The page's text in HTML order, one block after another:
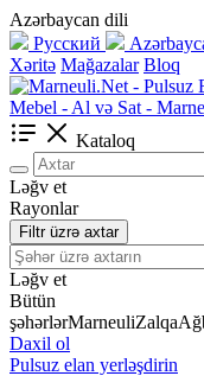
Azərbaycan dili
Русский
Xəritə Mağazalar Bloq
Kataloq
Ləğv et
Rayonlar
Filtr üzrə axtar
Ləğv et
Bütün
şəhərlərMarneuliZalqa
Daxil ol
Pulsuz elan yerləşdirin